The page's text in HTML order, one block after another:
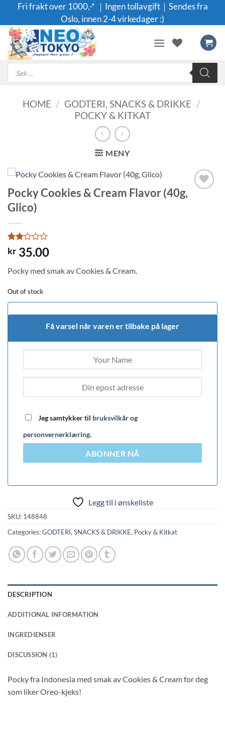
content
Fri frakt over 1000,-* ｜Ingen tollavgift｜Sendes fra
Oslo, innen 2-4 virkedager :)
Products
search
HOME / GODTERI, SNACKS & DRIKKE /
POCKY & KITKAT
MENY
Legg til i
Pocky Cookies & Cream Flavor (40g,
Glico)
Rated
2
of 5
on
1
customer
rating
kr 35.00
Pocky med smak av Cookies & Cream.
Out of stock
Få varsel når varen er tilbake på lager
Jeg samtykker til bruksvilkår og
personvernerklæring.
ABONNER NÅ
Legg til i ønskeliste
SKU: 148848
Categories:GODTERI, SNACKS & DRIKKE, Pocky & Kitkat
DESCRIPTION
ADDITIONAL INFORMATION
INGREDIENSER
DISCUSSION (1)
Pocky fra Indonesia med smak av Cookies & Cream for deg
som liker Oreo-kjeks!